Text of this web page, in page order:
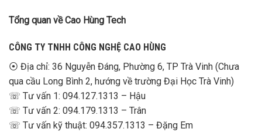
Tổng quan về Cao Hùng Tech
CÔNG TY TNHH CÔNG NGHỆ CAO HÙNG
⦿ Địa chỉ: 36 Nguyễn Đáng, Phường 6, TP Trà Vinh (Chưa
qua cầu Long Bình 2, hướng về trường Đại Học Trà Vinh)
☏ Tư vấn 1: 094.127.1313 – Hậu
☏ Tư vấn 2: 094.179.1313 – Trân
☏ Tư vấn kỹ thuật: 094.357.1313 – Đặng Em